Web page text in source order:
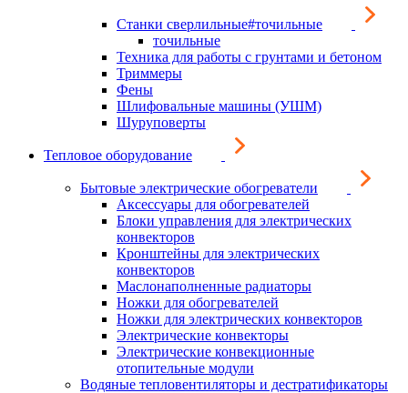
Станки сверлильные#точильные
точильные
Техника для работы с грунтами и бетоном
Триммеры
Фены
Шлифовальные машины (УШМ)
Шуруповерты
Тепловое оборудование
Бытовые электрические обогреватели
Аксессуары для обогревателей
Блоки управления для электрических
конвекторов
Кронштейны для электрических
конвекторов
Маслонаполненные радиаторы
Ножки для обогревателей
Ножки для электрических конвекторов
Электрические конвекторы
Электрические конвекционные
отопительные модули
Водяные тепловентиляторы и дестратификаторы